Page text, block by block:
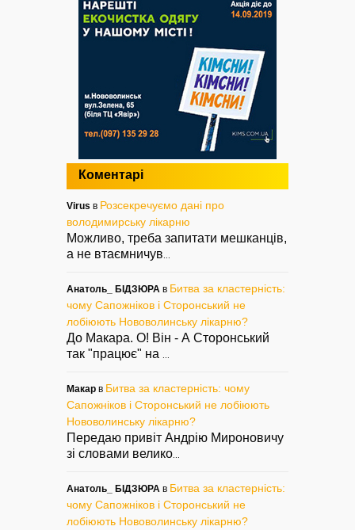
Коментарі
Virus в Розсекречуємо дані про
володимирську лікарню
Можливо, треба запитати мешканців,
а не втаємничув
Анатоль_ БІДЗЮРА в Битва за кластерність:
чому Сапожніков і Сторонський не
лобіюють Нововолинську лікарню?
До Макара. О! Він - А Сторонський
так "працює" на
Макар в Битва за кластерність: чому
Сапожніков і Сторонський не лобіюють
Нововолинську лікарню?
Передаю привіт Андрію Мироновичу
зі словами велико
Анатоль_ БІДЗЮРА в Битва за кластерність:
чому Сапожніков і Сторонський не
лобіюють Нововолинську лікарню?